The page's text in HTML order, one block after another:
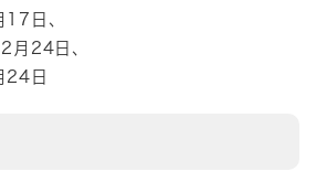
日、
月24日、
24日